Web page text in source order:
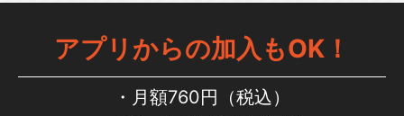
アプリからの加入もOK！
月額760円（税込）